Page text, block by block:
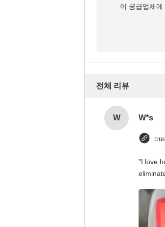
이 공급업체
전체 리뷰
W W*s
"I love